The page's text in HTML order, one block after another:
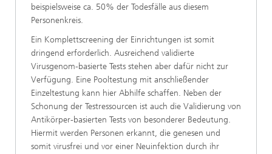
beispielsweise ca. 50% der Todesfälle aus diesem
Personenkreis.
Ein Komplettscreening der Einrichtungen ist somit
dringend erforderlich. Ausreichend validierte
Virusgenom-basierte Tests stehen aber dafür nicht zur
Verfügung. Eine Pooltestung mit anschließender
Einzeltestung kann hier Abhilfe schaffen. Neben der
Schonung der Testressourcen ist auch die Validierung von
Antikörper-basierten Tests von besonderer Bedeutung.
Hiermit werden Personen erkannt, die genesen und
somit virusfrei und vor einer Neuinfektion durch ihr